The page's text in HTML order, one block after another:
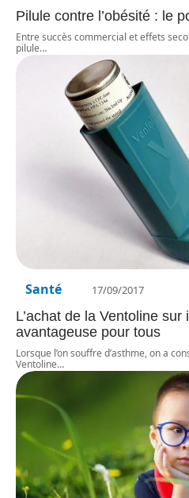
Pilule contre l’obésité : le
Entre succès commercial et effets
pilule…
Santé 17/09/2017
L’achat de la Ventoline
avantageuse pour tous
Lorsque l’on souffre d’asthme, on a
Ventoline…